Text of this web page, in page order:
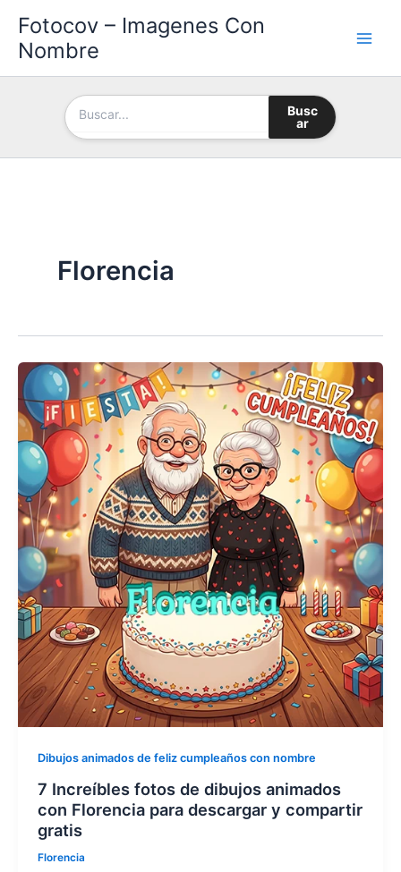
contenido
Fotocov – Imagenes Con
Nombre
Busc
ar
Florencia
Dibujos animados de feliz cumpleaños con nombre
7 Increíbles fotos de dibujos animados
con Florencia para descargar y compartir
gratis
Florencia